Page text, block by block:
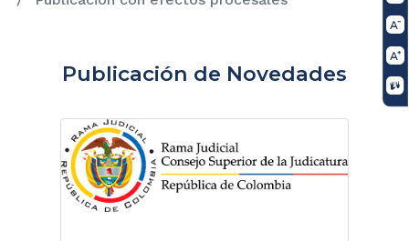
Publicación de Novedades